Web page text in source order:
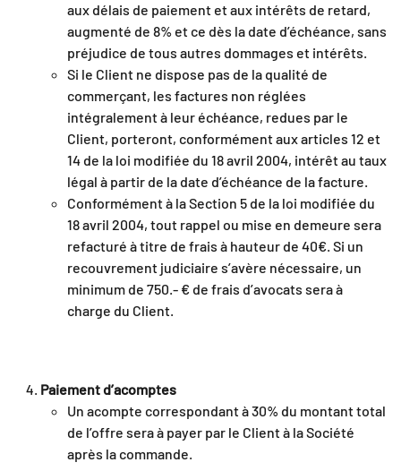
aux délais de paiement et aux intérêts de retard,
augmenté de 8% et ce dès la date d’échéance, sans
préjudice de tous autres dommages et intérêts.
Si le Client ne dispose pas de la qualité de
commerçant, les factures non réglées
intégralement à leur échéance, redues par le
Client, porteront, conformément aux articles 12 et
14 de la loi modifiée du 18 avril 2004, intérêt au taux
légal à partir de la date d’échéance de la facture.
Conformément à la Section 5 de la loi modifiée du
18 avril 2004, tout rappel ou mise en demeure sera
refacturé à titre de frais à hauteur de 40€. Si un
recouvrement judiciaire s’avère nécessaire, un
minimum de 750.- € de frais d’avocats sera à
charge du Client.
Paiement d’acomptes
Un acompte correspondant à 30% du montant total
de l’offre sera à payer par le Client à la Société
après la commande.